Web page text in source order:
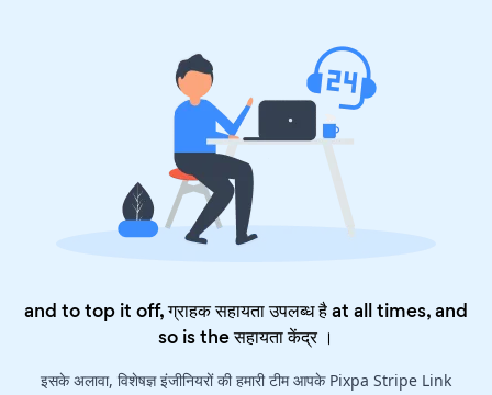
and to top it off, ग्राहक सहायता उपलब्ध है at all times, and
so is theसहायता केंद्र।
इसके अलावा, विशेषज्ञ इंजीनियरों की हमारी टीम आपके Pixpa Stripe Link